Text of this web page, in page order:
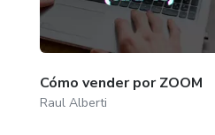
Cómo vender por ZOOM
Raul Alberti